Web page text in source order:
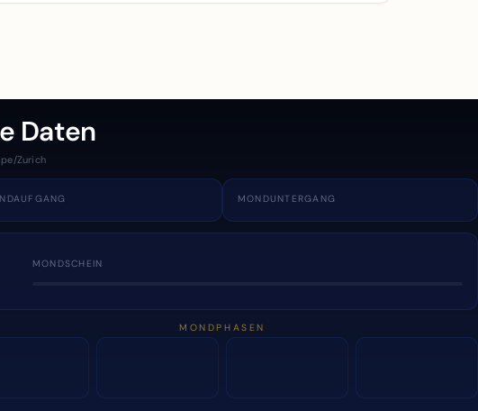
Daten
Zurich
MONDUNTERGANG
MONDSCHEIN
MONDPHASEN